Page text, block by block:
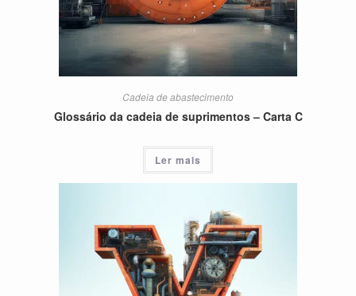
Cadeia de abastecimento
Glossário da cadeia de suprimentos – Carta C
Ler mais